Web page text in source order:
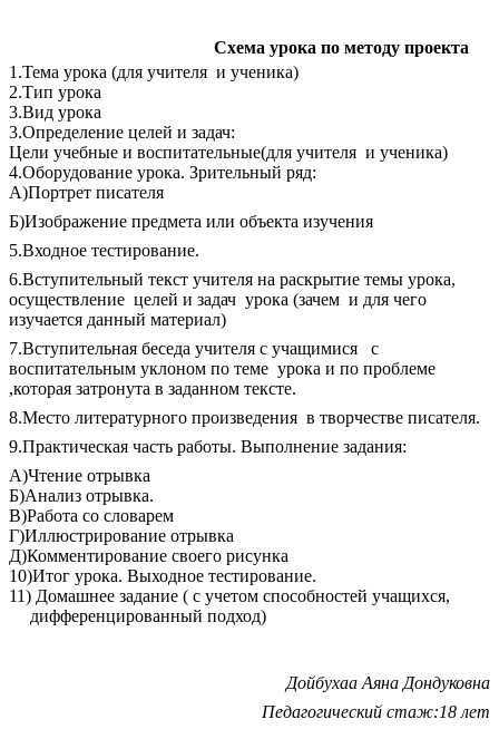
Схема урока по методу проекта
1.Тема урока (для учителя и ученика)
2.Тип урока
3.Вид урока
3.Определение целей и задач:
Цели учебные и воспитательные(для учителя и ученика)
4.Оборудование урока. Зрительный ряд:
А)Портрет писателя
Б)Изображение предмета или объекта изучения
5.Входное тестирование.
6.Вступительный текст учителя на раскрытие темы урока,
осуществление целей и задач урока (зачем и для чего
изучается данный материал)
7.Вступительная беседа учителя с учащимися с
воспитательным уклоном по теме урока и по проблеме
,которая затронута в заданном тексте.
8.Место литературного произведения в творчестве писателя.
9.Практическая часть работы. Выполнение задания:
А)Чтение отрывка
Б)Анализ отрывка.
В)Работа со словарем
Г)Иллюстрирование отрывка
Д)Комментирование своего рисунка
10)Итог урока. Выходное тестирование.
11) Домашнее задание ( с учетом способностей учащихся,
дифференцированный подход)
Дойбухаа Аяна Дондуковна
Педагогический стаж:18 лет